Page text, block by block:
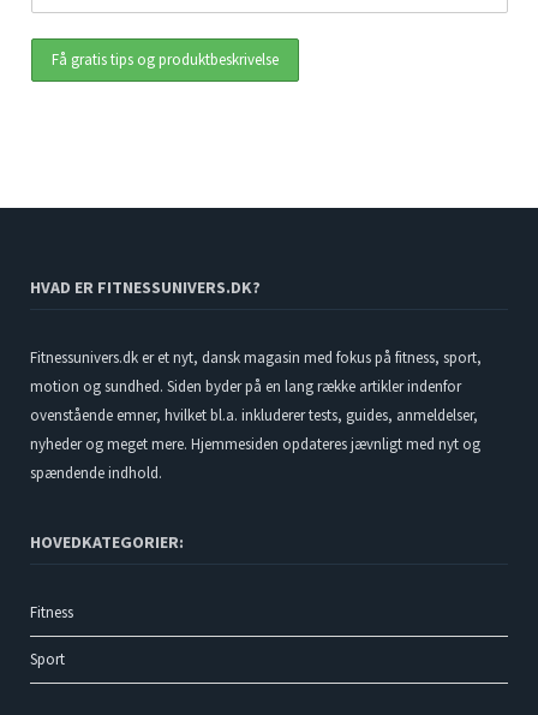
HVAD ER FITNESSUNIVERS.DK?
Fitnessunivers.dk er et nyt, dansk magasin med fokus på fitness, sport,
motion og sundhed. Siden byder på en lang række artikler indenfor
ovenstående emner, hvilket bl.a. inkluderer tests, guides, anmeldelser,
nyheder og meget mere. Hjemmesiden opdateres jævnligt med nyt og
spændende indhold.
HOVEDKATEGORIER:
Fitness
Sport